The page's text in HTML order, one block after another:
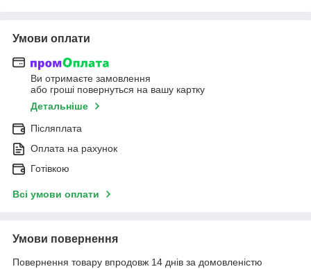
Умови оплати
Ви отримаєте замовлення
або гроші повернуться на вашу картку
Детальніше
Післяплата
Оплата на рахунок
Готівкою
Всі умови оплати
Умови повернення
Повернення товару впродовж 14 днів за домовленістю